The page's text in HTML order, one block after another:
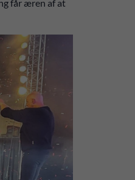
får æren af at